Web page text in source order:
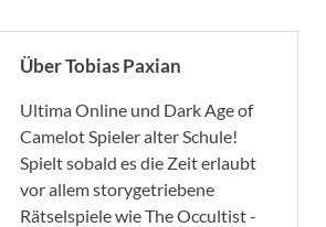
Über Tobias Paxian
Ultima Online und Dark Age of
Camelot Spieler alter Schule!
Spielt sobald es die Zeit erlaubt
vor allem storygetriebene
Rätselspiele wie The Occultist -